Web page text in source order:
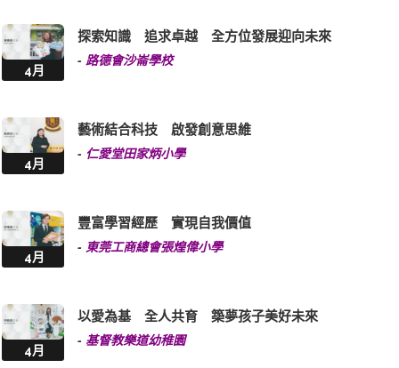
4月
探索知識 追求卓越 全方位發展迎向未來
- 路德會沙崙學校
4月
藝術結合科技 啟發創意思維
- 仁愛堂田家炳小學
4月
豐富學習經歷 實現自我價值
- 東莞工商總會張煌偉小學
4月
以愛為基 全人共育 築夢孩子美好未來
- 基督教樂道幼稚園